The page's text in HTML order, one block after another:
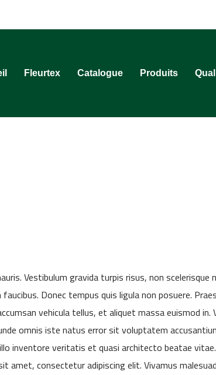
Fleurtex Catalogue Produits
Vestibulum gravida turpis risus, non
Donec tempus quis ligula non posuere.
vehicula tellus, et aliquet massa euismod in.
omnis iste natus error sit voluptatem
inventore veritatis et quasi architecto beatae vitae.
amet, consectetur adipiscing elit. Vivamus